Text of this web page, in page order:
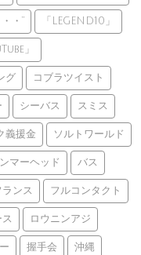
・” 「LEGEND10」
」
グ コブラツイスト
シーバス スミス
義援金 ソルトワールド
マーヘッド バス
ランス フルコンタクト
ロウニンアジ
握手会 沖縄